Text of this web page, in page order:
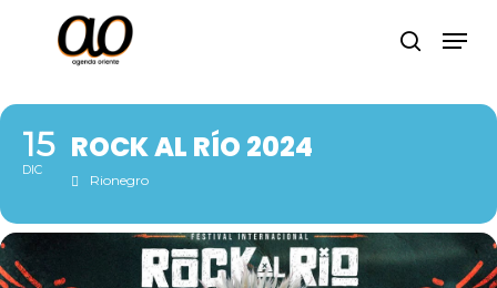
content
search
15
DIC
ROCK AL RÍO 2024
Rionegro